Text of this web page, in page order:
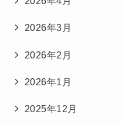
2026年3月
2026年2月
2026年1月
2025年12月